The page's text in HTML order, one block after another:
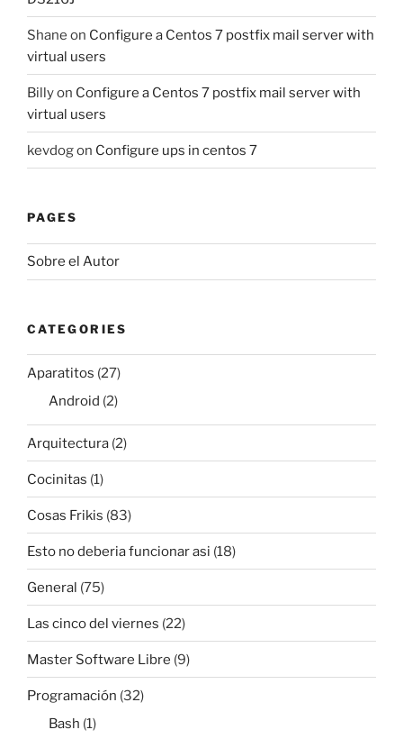
Shane on Configure a Centos 7 postfix mail server with
virtual users
Billyon Configure a Centos 7 postfix mail server with
virtual users
kevdogon Configure ups in centos 7
PAGES
Sobre el Autor
CATEGORIES
Aparatitos (27)
Android (2)
Arquitectura (2)
Cocinitas (1)
Cosas Frikis (83)
Esto no deberia funcionar asi (18)
General (75)
Las cinco del viernes (22)
Master Software Libre (9)
Programación (32)
Bash (1)